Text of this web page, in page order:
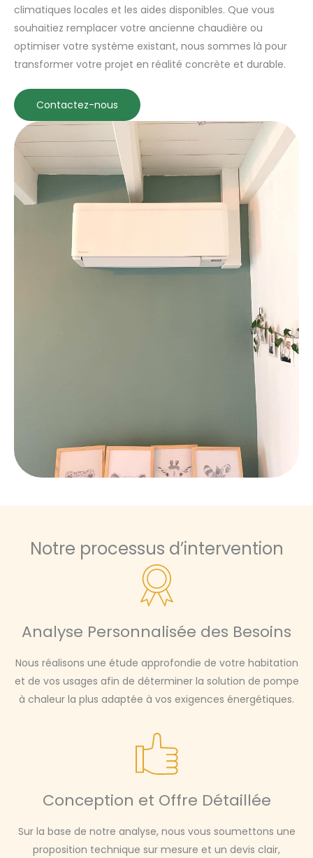
climatiques locales et les aides disponibles. Que vous
souhaitiez remplacer votre ancienne chaudière ou
optimiser votre système existant, nous sommes là pour
transformer votre projet en réalité concrète et durable.
Contactez-nous
Notre processus d’intervention
Analyse Personnalisée des Besoins
Nous réalisons une étude approfondie de votre habitation
et de vos usages afin de déterminer la solution de pompe
à chaleur la plus adaptée à vos exigences énergétiques.
Conception et Offre Détaillée
Sur la base de notre analyse, nous vous soumettons une
proposition technique sur mesure et un devis clair,